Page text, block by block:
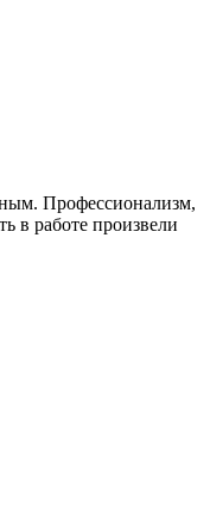
Профессионализм,
в работе произвели